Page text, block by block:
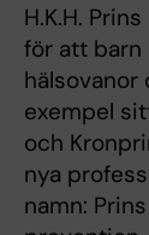
H.K.H.
för att barn
hälsovanor
exempel
och
nya
namn: